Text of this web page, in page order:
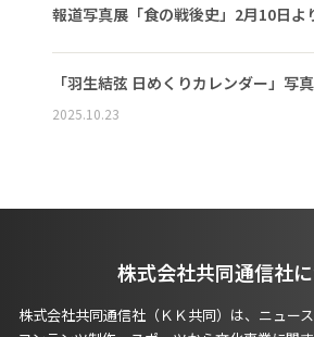
報道写真展「食の戦後史」2月10日よ
「羽生結弦 日めくりカレンダー」写
2025.10.23
株式会社共同通信社
株式会社共同通信社（ＫＫ共同）は、ニュー